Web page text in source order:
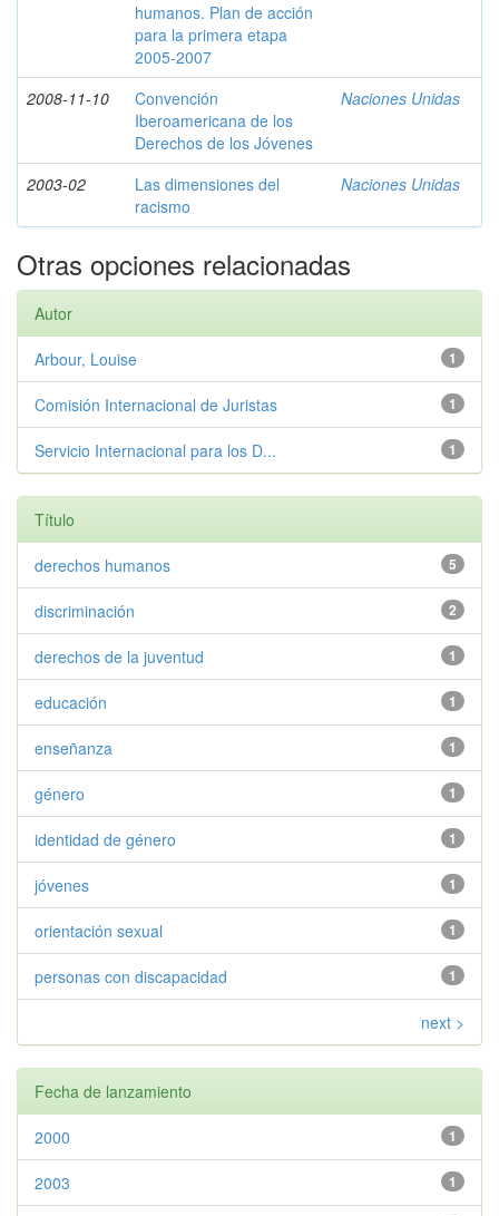
humanos. Plan de acción
para la primera etapa
2005-2007
2008-11-10
Convención
Iberoamericana de los
Derechos de los Jóvenes
Naciones Unidas
2003-02
Las dimensiones del
racismo
Naciones Unidas
Otras opciones relacionadas
Autor
1
Arbour, Louise
1
Comisión Internacional de Juristas
1
Servicio Internacional para los D...
Título
5
derechos humanos
2
discriminación
1
derechos de la juventud
1
educación
1
enseñanza
1
género
1
identidad de género
1
jóvenes
1
orientación sexual
1
personas con discapacidad
next >
Fecha de lanzamiento
1
2000
1
2003